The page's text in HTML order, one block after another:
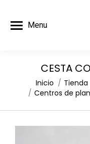
Menu
CESTA
Estás aquí:
Inicio Tienda
Centros de